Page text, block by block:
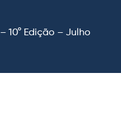
10° Edição – Julho